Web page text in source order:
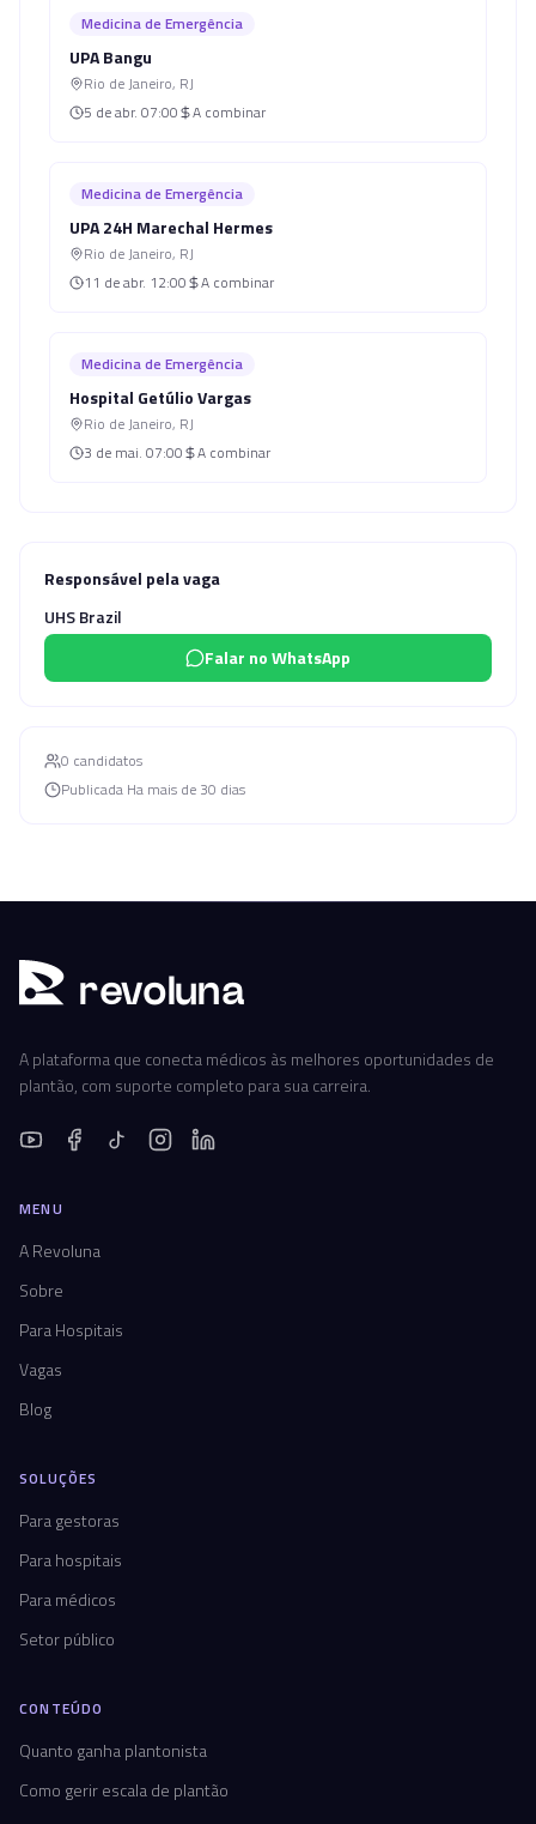
Medicina de Emergência
UPA Bangu
Rio de Janeiro, RJ
5 de abr. 07:00 A combinar
Medicina de Emergência
UPA 24H Marechal Hermes
Rio de Janeiro, RJ
11 de abr. 12:00 A combinar
Medicina de Emergência
Hospital Getúlio Vargas
Rio de Janeiro, RJ
3 de mai. 07:00 A combinar
Responsável pela vaga
UHS Brazil
Falar no WhatsApp
0 candidatos
Publicada Ha mais de 30 dias
revoluna
A plataforma que conecta médicos às melhores oportunidades de
plantão, com suporte completo para sua carreira.
MENU
A Revoluna
Sobre
Para Hospitais
Vagas
Blog
SOLUÇÕES
Para gestoras
Para hospitais
Para médicos
Setor público
CONTEÚDO
Quanto ganha plantonista
Como gerir escala de plantão